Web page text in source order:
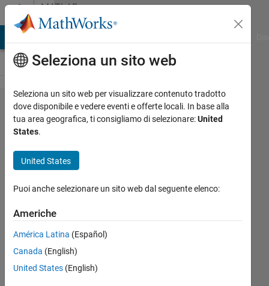
Vai al contenutoMATLAB
Answers
Are there any
MATLAB codes
Reconfiguration
MINIMIZATION
of power losses
in a 14 bus
power
distribution
Seleziona un sito web
Seleziona un sito web per visualizzare contenuto tradotto
dove disponibile e vedere eventi e offerte locali. In base alla
tua area geografica, ti consigliamo di selezionare:United
States.
United States
Puoi anche selezionare un sito web dal seguente elenco:
Americhe
América Latina (Español)
Canada (English)
United States (English)